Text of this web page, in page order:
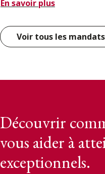
En savoir plus
Voir tous les
Découvrir
vous aider à
exceptionnels.